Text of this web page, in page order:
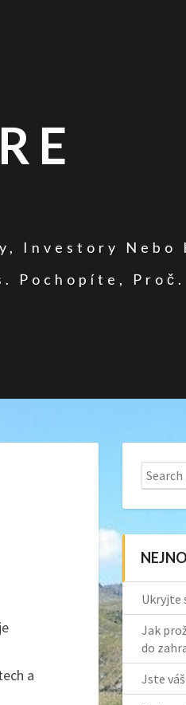
Investory Nebo
Pochopíte, Proč.
a
Search
for:
Ukryjte
Jak
do
Jste